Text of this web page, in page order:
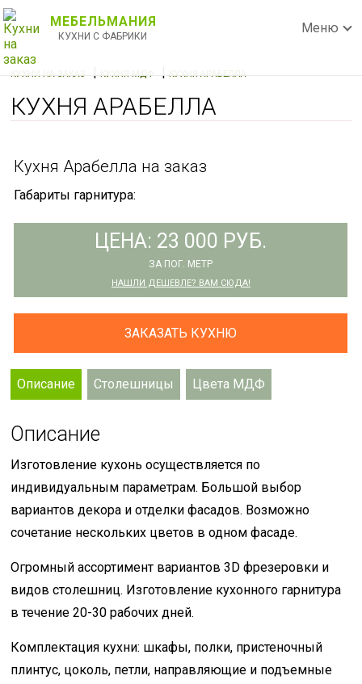
МЕБЕЛЬМАНИЯ
КУХНИ С ФАБРИКИ
Меню
КУХНИ НА ЗАКАЗ |КУХНЯ МДФ |КУХНЯ АРАБЕЛЛА
КУХНЯ АРАБЕЛЛА
Кухня Арабелла на заказ
Габариты гарнитура:
ЦЕНА: 23 000 РУБ.
ЗА ПОГ. МЕТР
НАШЛИ ДЕШЕВЛЕ? ВАМ СЮДА!
ЗАКАЗАТЬ КУХНЮ
Описание Столешницы Цвета МДФ
Описание
Изготовление кухонь осуществляется по
индивидуальным параметрам. Большой выбор
вариантов декора и отделки фасадов. Возможно
сочетание нескольких цветов в одном фасаде.
Огромный ассортимент вариантов 3D фрезеровки и
видов столешниц. Изготовление кухонного гарнитура
в течение 20-30 рабочих дней.
Комплектация кухни: шкафы, полки, пристеночный
плинтус, цоколь, петли, направляющие и подъемные